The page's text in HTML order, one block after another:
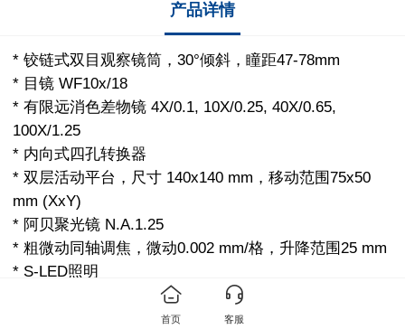
产品详情
* 铰链式双目观察镜筒，30°倾斜，瞳距47-78mm
* 目镜 WF10x/18
* 有限远消色差物镜 4X/0.1, 10X/0.25, 40X/0.65,
100X/1.25
* 内向式四孔转换器
* 双层活动平台，尺寸 140x140 mm，移动范围75x50
mm (XxY)
* 阿贝聚光镜 N.A.1.25
* 粗微动同轴调焦，微动0.002 mm/格，升降范围25 mm
* S-LED照明
首页 客服